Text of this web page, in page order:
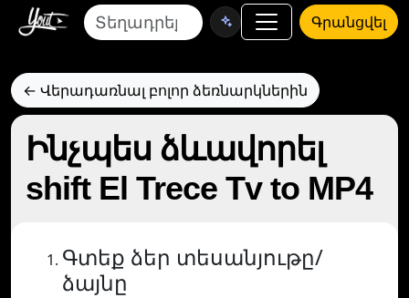
Գրանցվել
← Վերադառնալ բոլոր ձեռնարկներին
Ինչպես ձևավորել
shift El Trece Tv to MP4
Գտեք ձեր տեսանյութը/
ձայնը